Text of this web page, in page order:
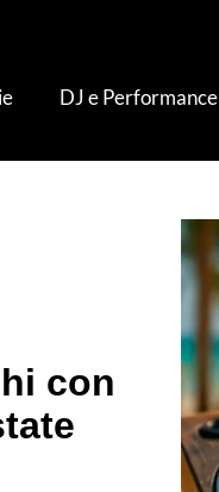
DJ e Performance
con